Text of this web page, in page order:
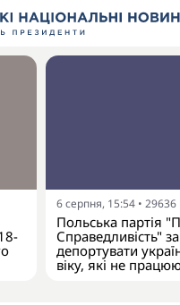
6 серпня, 15:54 • 29636
Польська партія
Справедливість"
депортувати
віку, які не